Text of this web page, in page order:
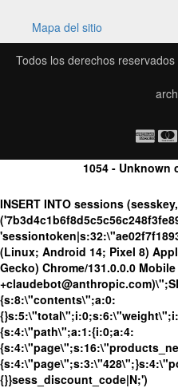
Mapa del sitio
Todos los derechos
1054 -
INSERT INTO sessions
(Linux; Android 14; Pixel 8)
Gecko) Chrome/131.0.0.0
{s:8:\"contents\";a:0:
{s:4:\"path\";a:1:{i:0;a:4:
{}}sess_discount_code|N;')